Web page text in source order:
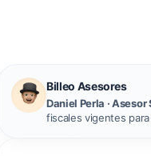
Billeo Asesores
Daniel Perla · Asesor
fiscales vigentes